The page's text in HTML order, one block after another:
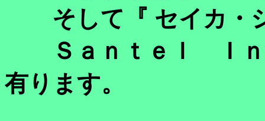
そして『 セイカ・
Ｓａｎｔｅｌ Ｉｎ
有ります。